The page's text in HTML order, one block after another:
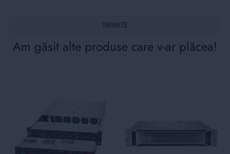
TRIMITE
Am găsit alte produse care v-ar plăcea!